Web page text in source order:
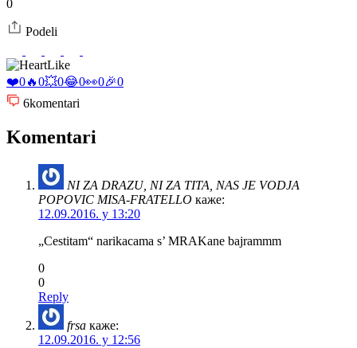
0
Podeli
Like
❤️0🔥0💥0😂0👀0🎉0
6komentari
Komentari
NI ZA DRAZU, NI ZA TITA, NAS JE VODJA
POPOVIC MISA-FRATELLO каже:
12.09.2016. у 13:20
„Cestitam“ narikacama s’ MRAKane bajrammm
0
0
Reply
frsa каже:
12.09.2016. у 12:56